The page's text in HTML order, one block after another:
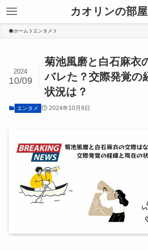
カオリンの部屋
ホーム エンタメ
菊池風磨と白石麻衣
バレた？交際発覚の
状況は？
2024
10/09
エンタメ 2024年10月9日